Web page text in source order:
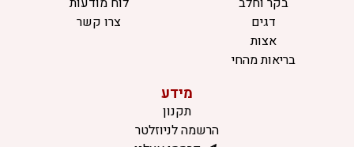
דגים
אצות
בריאות מהחי
צרו קשר
מידע
תקנון
הרשמה לניוזלטר